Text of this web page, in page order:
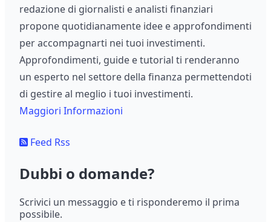
redazione di giornalisti e analisti finanziari
propone quotidianamente idee e approfondimenti
per accompagnarti nei tuoi investimenti.
Approfondimenti, guide e tutorial ti renderanno
un esperto nel settore della finanza permettendoti
di gestire al meglio i tuoi investimenti.
Maggiori Informazioni
Feed Rss
Dubbi o domande?
Scrivici un messaggio e ti risponderemo il prima
possibile.